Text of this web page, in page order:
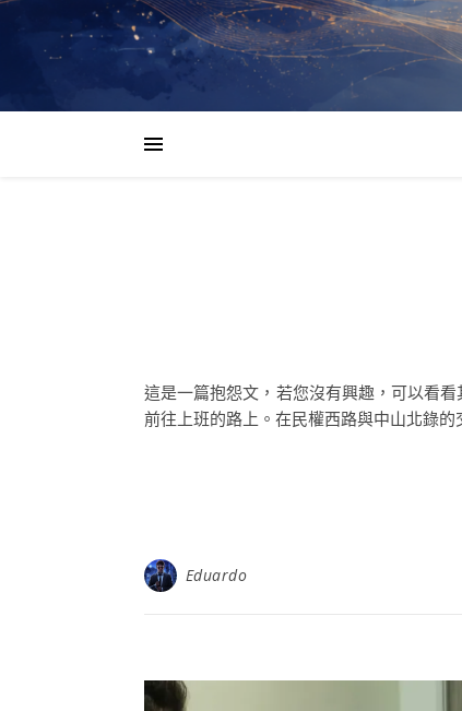
這是一篇抱怨文，若您沒有興趣，可以看
前往上班的路上。在民權西路與中山北錄的
Eduardo